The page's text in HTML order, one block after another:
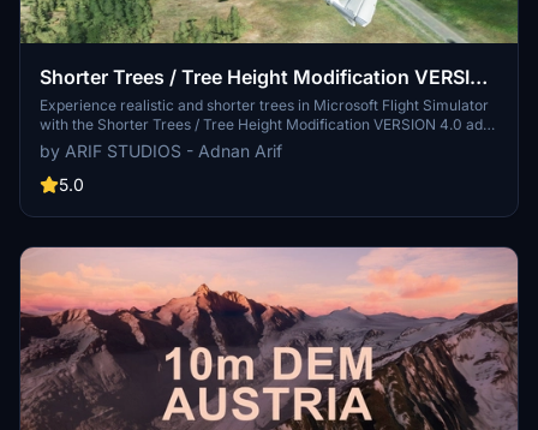
Shorter Trees / Tree Height Modification VERSION
4.0 for MFS2020 (shorter, realistic trees)
Experience realistic and shorter trees in Microsoft Flight Simulator
with the Shorter Trees / Tree Height Modification VERSION 4.0 add-
on. Compatible with the latest version of MSFS, this mod provides
adjusted tree heights for a more authentic flying experience.
Update includes enhanced tree coloration blending seamlessly with
into your community folder and enjoy a new perspective from the
by ARIF STUDIOS - Adnan Arif
5.0